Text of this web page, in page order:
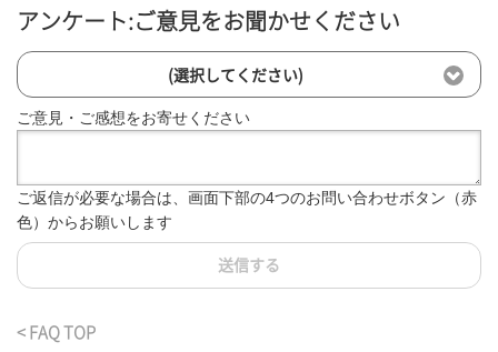
アンケート:ご意見をお聞かせください
(選択してください)
ご意見・ご感想をお寄せください
ご返信が必要な場合は、画面下部の4つのお問い合わせボタン（赤
色）からお願いします
送信する
< FAQ TOP